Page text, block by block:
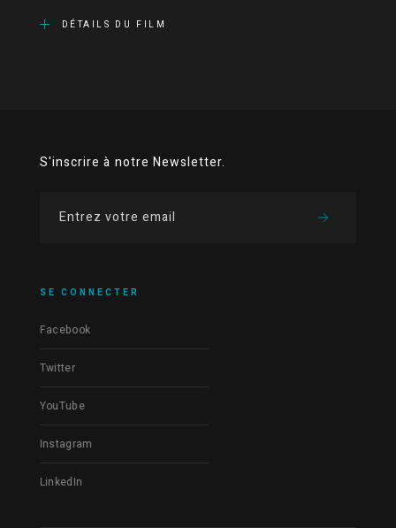
DÉTAILS DU FILM
S'inscrire à notre Newsletter.
SE CONNECTER
Facebook
Twitter
YouTube
Instagram
LinkedIn